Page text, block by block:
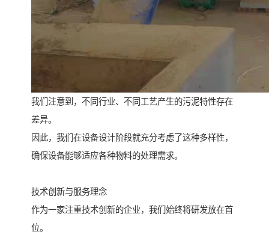
我们注意到，不同行业、不同工艺产生的污泥特性存在
差异。
因此，我们在设备设计阶段就充分考虑了这种多样性，
确保设备能够适应各种物料的处理需求。
技术创新与服务理念
作为一家注重技术创新的企业，我们始终将研发放在首
位。